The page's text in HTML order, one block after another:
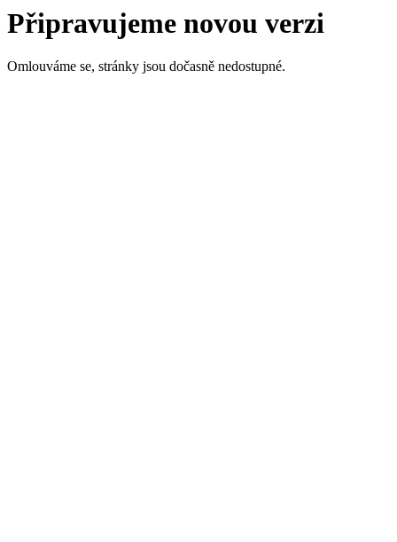
Připravujeme novou verzi
Omlouváme se, stránky jsou dočasně nedostupné.